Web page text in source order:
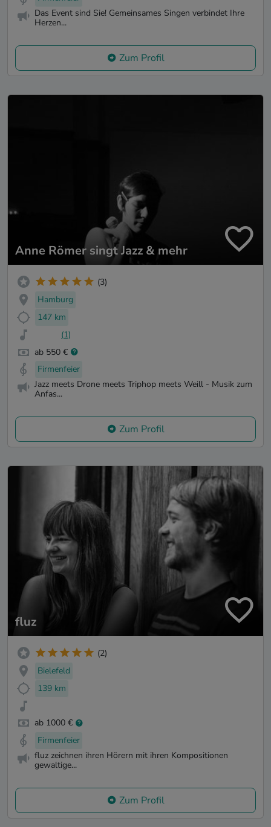
Das Event sind Sie! Gemeinsames Singen verbindet Ihre
Herzen...
Zum Profil
Anne Römer singt Jazz & mehr
(3)
Hamburg
147 km
(1)
ab 550 €
Firmenfeier
Jazz meets Drone meets Triphop meets Weill - Musik zum
Anfas...
Zum Profil
fluz
(2)
Bielefeld
139 km
ab 1000 €
Firmenfeier
fluz zeichnen ihren Hörern mit ihren Kompositionen
gewaltige...
Zum Profil